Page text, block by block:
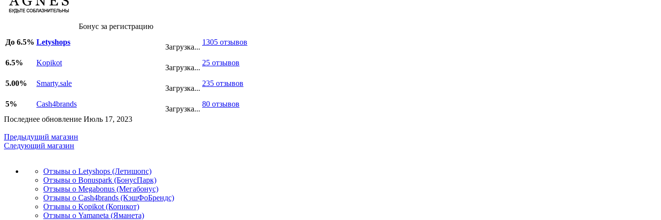
Бонус за регистрацию
До 6.5% Letyshops
Загрузка...
1305 отзывов
6.5% Kopikot
Загрузка...
25 отзывов
5.00% Smarty.sale
Загрузка...
235 отзывов
5% Cash4brands
Загрузка...
80 отзывов
Последнее обновление Июль 17, 2023
Предыдущий магазин
Следующий магазин
Отзывы о Letyshops (Летишопс)
Отзывы о Bonuspark (БонусПарк)
Отзывы о Megabonus (Мегабонус)
Отзывы о Cash4brands (КэшФоБрендс)
Отзывы о Kopikot (Копикот)
Отзывы о Yamaneta (Яманета)